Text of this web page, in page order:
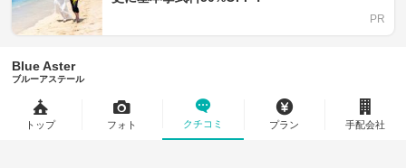
Blue Aster
ブルーアステール
トップ フォト クチコミ プラン 手配会社